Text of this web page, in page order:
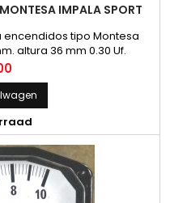
IMPALA SPORT
encendidos tipo Montesa
altura 36 mm 0.30 Uf.
condensador que lleva
de comprarlo.